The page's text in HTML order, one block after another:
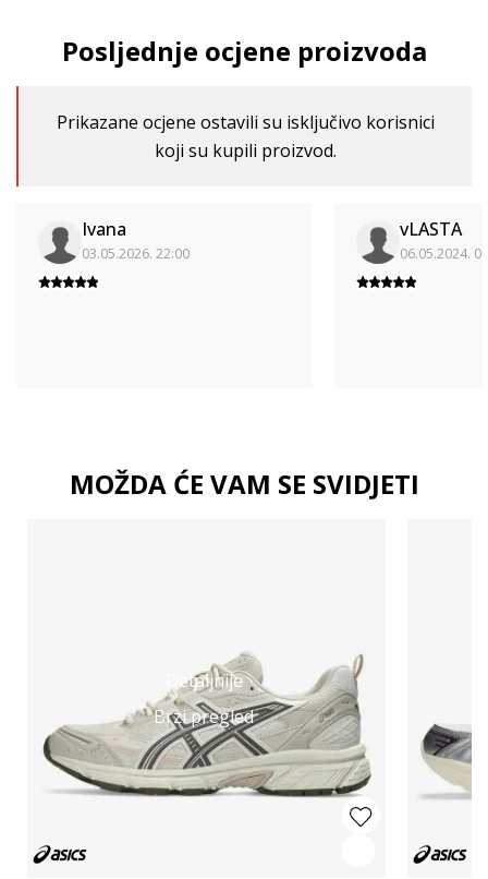
Posljednje ocjene proizvoda
Prikazane ocjene ostavili su isključivo korisnici
koji su kupili proizvod.
Ivana
03.05.2026. 22:00
vLASTA
06.05.2024.
MOŽDA ĆE VAM SE SVIDJETI
Detaljnije
Brzi pregled